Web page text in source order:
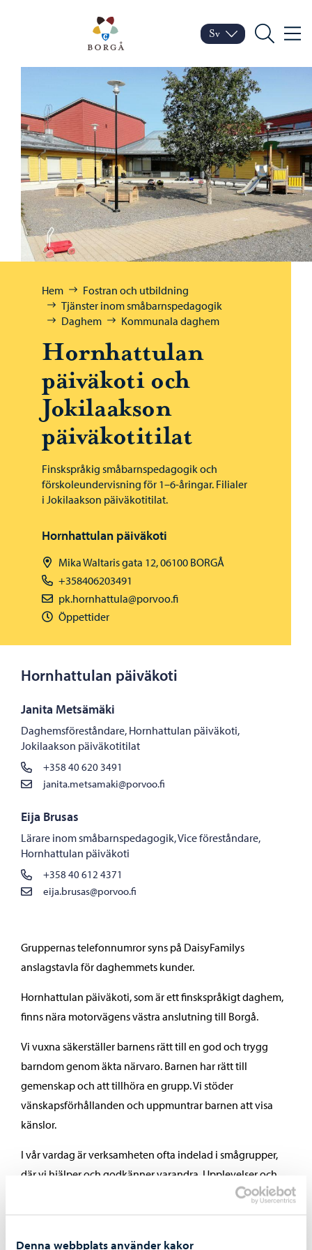
Denna webbplats använder kakor
Porvoo – Gå till
Byt språk
Nuvarande språk:
Sv
Sök Meny
Bläddra:
Hem
Fostran och utbildning
Tjänster inom småbarnspedagogik
Daghem
Kommunala daghem
Hornhattulan
päiväkoti och
Jokilaakson
päiväkotitilat
Finskspråkig småbarnspedagogik och
förskoleundervisning för 1–6-åringar. Filialer
i Jokilaakson päiväkotitilat.
Hornhattulan päiväkoti
Mika Waltaris gata 12, 06100 BORGÅ
+358406203491
pk.hornhattula@porvoo.fi
Öppettider
Hornhattulan päiväkoti
Janita Metsämäki
Daghemsföreståndare, Hornhattulan päiväkoti,
Jokilaakson päiväkotitilat
+358 40 620 3491
janita.metsamaki@porvoo.fi
Eija Brusas
Lärare inom småbarnspedagogik, Vice föreståndare,
Hornhattulan päiväkoti
+358 40 612 4371
eija.brusas@porvoo.fi
Gruppernas telefonnumror syns på DaisyFamilys
anslagstavla för daghemmets kunder.
Hornhattulan päiväkoti, som är ett finskspråkigt daghem,
finns nära motorvägens västra anslutning till Borgå.
Vi vuxna säkerställer barnens rätt till en god och trygg
barndom genom äkta närvaro. Barnen har rätt till
gemenskap och att tillhöra en grupp. Vi stöder
vänskapsförhållanden och uppmuntrar barnen att visa
känslor.
I vår vardag är verksamheten ofta indelad i smågrupper,
där vi hjälper och godkänner varandra. Upplevelser och
nyfikenhet berikar våra dagar och samarbetet med
vårdnadshavarna är väldigt viktigt för oss.
Vi samarbetar även med musikinstitutet och Borgå stads